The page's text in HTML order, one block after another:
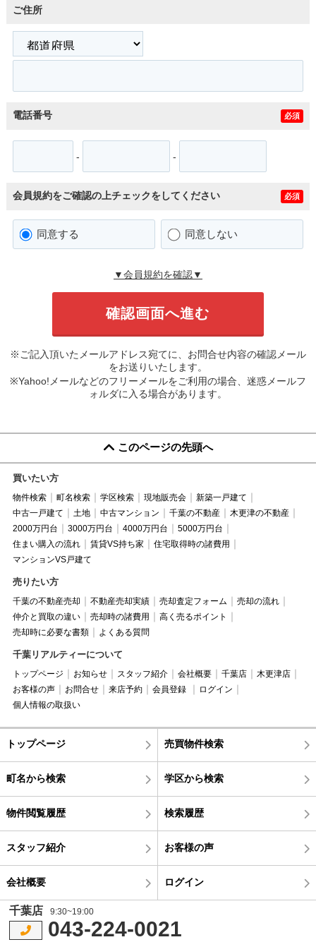
ご住所
電話番号 必須
- -
会員規約をご確認の上チェックをしてください 必須
同意する 同意しない
▼会員規約を確認▼
※ご記入頂いたメールアドレス宛てに、お問合せ内容の確認メール
をお送りいたします。
※Yahoo!メールなどのフリーメールをご利用の場合、迷惑メールフ
ォルダに入る場合があります。
このページの先頭へ
買いたい方
物件検索 町名検索 学区検索 現地販売会
新築一戸建て
中古一戸建て
土地 中古マンション 千葉の不動産
木更津の不動産
2000万円台
3000万円台 4000万円台
5000万円台
住まい購入の流れ
賃貸VS持ち家
住宅取得時の諸費用
マンションVS戸建て
売りたい方
千葉の不動産売却 不動産売却実績 売却査定フォーム
売却の流れ
仲介と買取の違い
売却時の諸費用
高く売るポイント
売却時に必要な書類
よくある質問
千葉リアルティーについて
トップページ お知らせ スタッフ紹介 会社概要 千葉店
木更津店
お客様の声
お問合せ 来店予約 会員登録
ログイン
個人情報の取扱い
トップページ 売買物件検索
町名から検索 学区から検索
物件閲覧履歴 検索履歴
スタッフ紹介 お客様の声
会社概要 ログイン
千葉店 9:30~19:00
043-224-0021